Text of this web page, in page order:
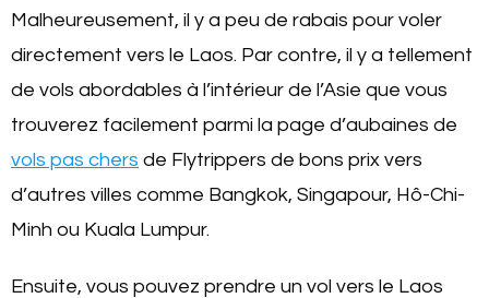
Malheureusement, il y a peu de rabais pour voler
directement vers le Laos. Par contre, il y a tellement
de vols abordables à l’intérieur de l’Asie que vous
trouverez facilement parmi la page d’aubaines de
vols pas chers de Flytrippers de bons prix vers
d’autres villes comme Bangkok, Singapour, Hô-Chi-
Minh ou Kuala Lumpur.
Ensuite, vous pouvez prendre un vol vers le Laos